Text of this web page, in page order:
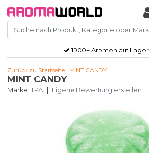
1000+ Aromen auf Lager
Zurück zu Startseite | MINT CANDY
MINT CANDY
Marke: TPA | Eigene Bewertung erstellen